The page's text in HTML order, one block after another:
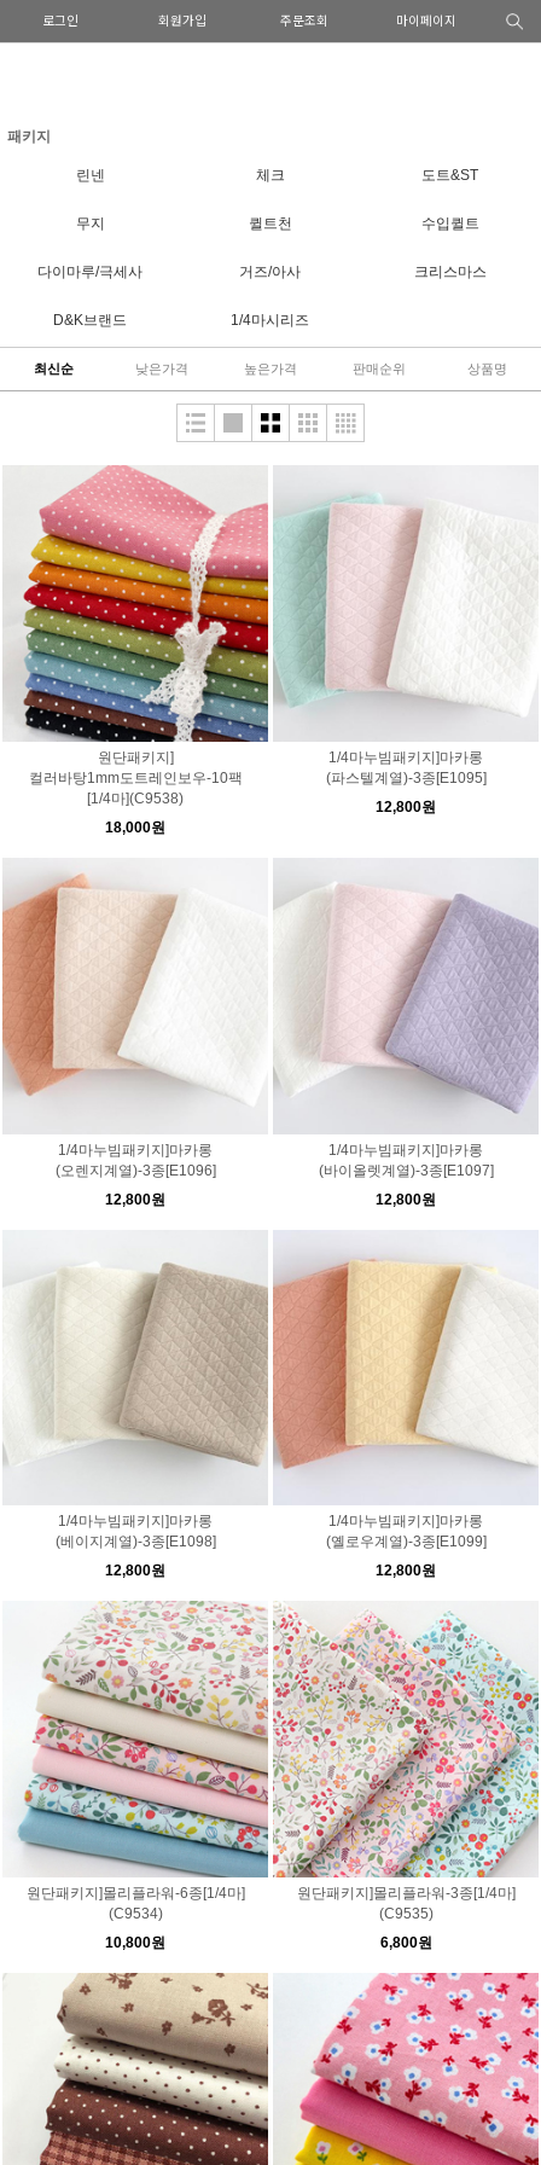
로그인 회원가입 주문조회 마이페이지
패키지
린넨 체크 도트&ST
무지 퀼트천 수입퀼트
다이마루/극세사 거즈/아사 크리스마스
D&K브랜드 1/4마시리즈
최신순 낮은가격 높은가격 판매순위 상품명
원단패키지]
컬러바탕1mm도트레인보우-10팩
[1/4마](C9538)
18,000원
1/4마누빔패키지]마카롱
(파스텔계열)-3종[E1095]
12,800원
1/4마누빔패키지]마카롱
(오렌지계열)-3종[E1096]
12,800원
1/4마누빔패키지]마카롱
(바이올렛계열)-3종[E1097]
12,800원
1/4마누빔패키지]마카롱
(베이지계열)-3종[E1098]
12,800원
1/4마누빔패키지]마카롱
(옐로우계열)-3종[E1099]
12,800원
원단패키지]몰리플라워-6종[1/4마]
(C9534)
10,800원
원단패키지]몰리플라워-3종[1/4마]
(C9535)
6,800원